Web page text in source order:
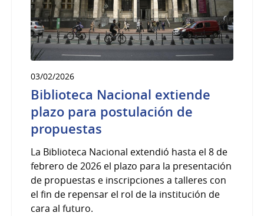
03/02/2026
Biblioteca Nacional extiende
plazo para postulación de
propuestas
La Biblioteca Nacional extendió hasta el 8 de
febrero de 2026 el plazo para la presentación
de propuestas e inscripciones a talleres con
el fin de repensar el rol de la institución de
cara al futuro.